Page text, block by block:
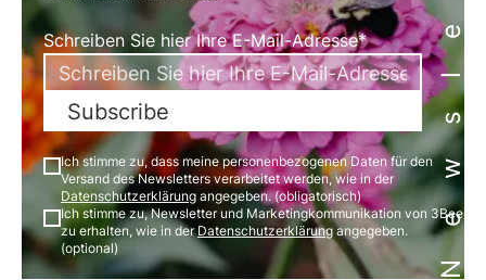
Schreiben Sie hier Ihre E-Mail-Adresse*
Subscribe
Ich stimme zu, dass meine personenbezogenen Daten für den
Versand des Newsletters verarbeitet werden, wie in der
Datenschutzerklärung angegeben. (obligatorisch)
Ich stimme zu, Newsletter und Marketingkommunikation von 3Bee
zu erhalten, wie in derDatenschutzerklärungangegeben.
(optional)